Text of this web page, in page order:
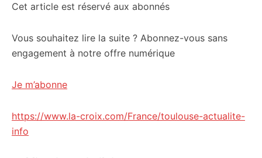
Cet article est réservé aux abonnés
Vous souhaitez lire la suite ? Abonnez-vous sans
engagement à notre offre numérique
Je m’abonne
https://www.la-croix.com/France/toulouse-actualite-
info